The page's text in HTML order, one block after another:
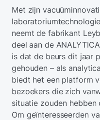
Met zijn
neemt de fabrikant
deel aan de
is dat de beurs dit jaar
gehouden – als
biedt het een platform
bezoekers die zich
situatie zouden hebben
Om geïnteresseerden